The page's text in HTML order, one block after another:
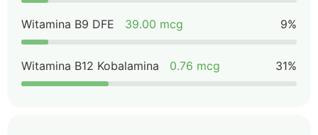
Witamina B9 DFE 39.00 mcg 9%
Witamina B12 Kobalamina 0.76 mcg 31%